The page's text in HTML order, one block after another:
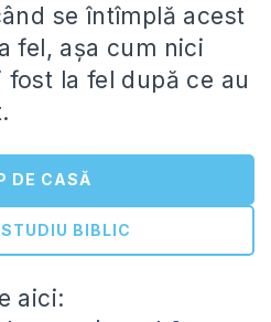
se întîmplă acest
fel, așa cum nici
la fel după ce au
DE CASĂ
BIBLIC
aici: